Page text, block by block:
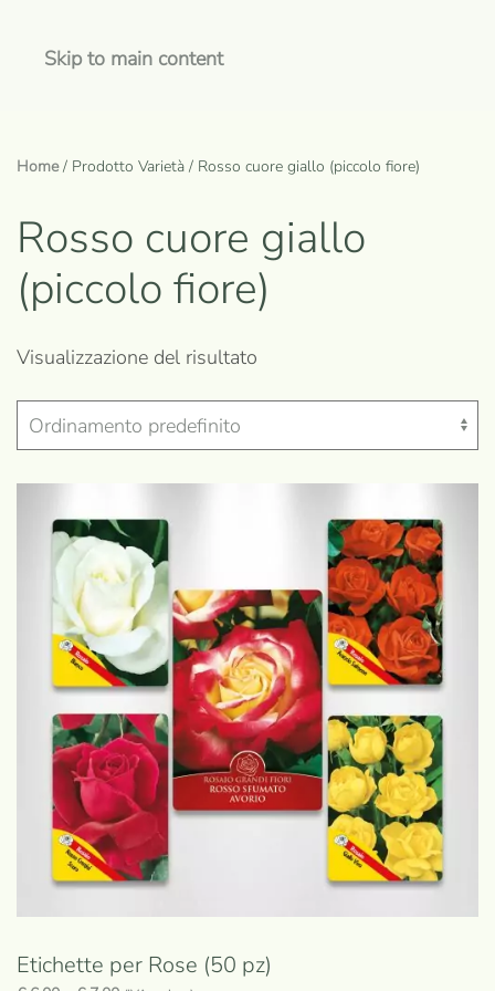
Skip to main content
Home/ Prodotto Varietà / Rosso cuore giallo (piccolo fiore)
Rosso cuore giallo
(piccolo fiore)
Visualizzazione del risultato
Etichette per Rose (50 pz)